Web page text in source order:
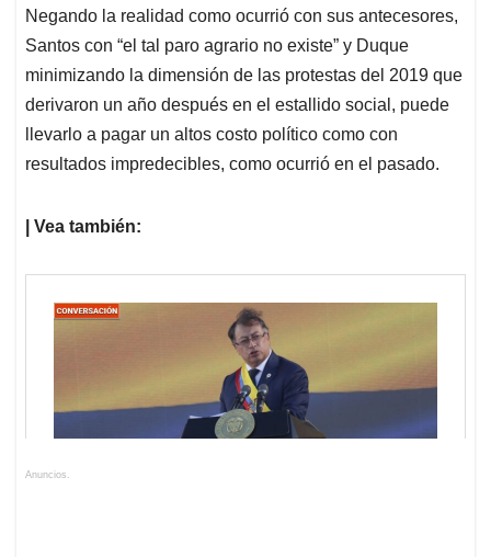
Negando la realidad como ocurrió con sus antecesores,
Santos con “el tal paro agrario no existe” y Duque
minimizando la dimensión de las protestas del 2019 que
derivaron un año después en el estallido social, puede
llevarlo a pagar un altos costo político como con
resultados impredecibles, como ocurrió en el pasado.
| Vea también:
Anuncios.